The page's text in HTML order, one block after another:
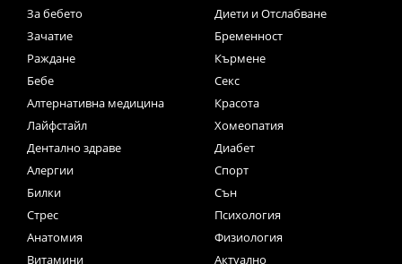
За бебето
Диети и Отслабване
Зачатие
Бременност
Раждане
Кърмене
Бебе
Секс
Алтернативна медицина
Красота
Лайфстайл
Хомеопатия
Дентално здраве
Диабет
Алергии
Спорт
Билки
Сън
Стрес
Психология
Анатомия
Физиология
Витамини
Актуално